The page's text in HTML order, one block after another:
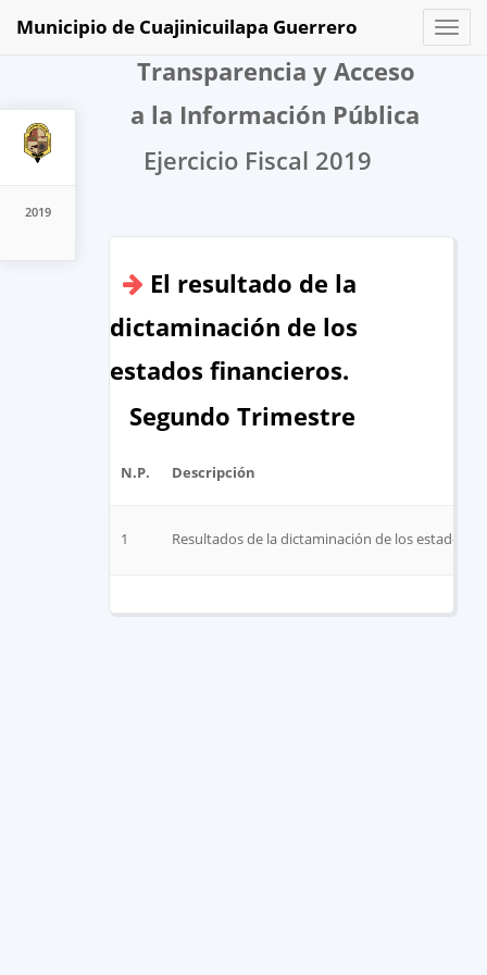
2019
Toggle
Municipio de Cuajinicuilapa Guerrero
Transparencia y Acceso
a la Información Pública
Ejercicio Fiscal 2019
El resultado de la
dictaminación de los
estados financieros.
Segundo Trimestre
N.P. Descripción
1 Resultados de la dictaminación de los estados